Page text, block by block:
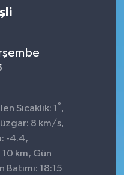
Sıcaklık: 1 ° ,
8 km/s,
-4.4,
km, Gün
18:15